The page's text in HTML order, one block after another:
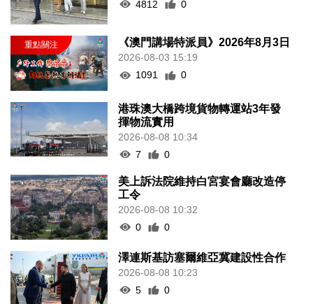
4812 0
《澳門講場特派員》2026年8月3日
2026-08-03 15:19
1091
0
港珠澳大橋跨境貨物轉運站3年發
揮物流實用
2026-08-08 10:34
7
0
美上訴法院維持白宮宴會廳改造停
工令
2026-08-08 10:32
0
0
澤連斯基訪塞爾維亞冀建設性合作
2026-08-08 10:23
5
0